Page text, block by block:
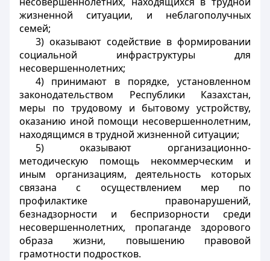
жизненной ситуации, и неблагополучных
семей;
3) оказывают содействие в формировании
социальной инфраструктуры для
несовершеннолетних;
4) принимают в порядке, установленном
законодательством Республики Казахстан,
меры по трудовому и бытовому устройству,
оказанию иной помощи несовершеннолетним,
находящимся в трудной жизненной ситуации;
5) оказывают организационно-
методическую помощь некоммерческим и
иным организациям, деятельность которых
связана с осуществлением мер по
профилактике правонарушений,
безнадзорности и беспризорности среди
несовершеннолетних, пропаганде здорового
образа жизни, повышению правовой
грамотности подростков.